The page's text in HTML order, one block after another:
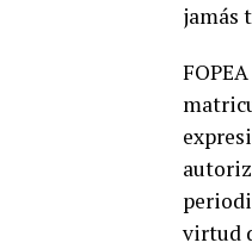
jamás
virtud